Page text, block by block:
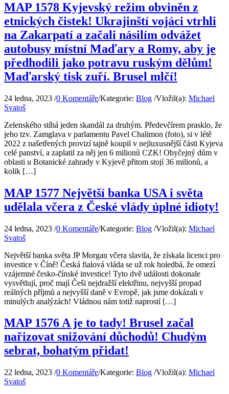
MAP 1578 Kyjevský režim obviněn z
etnických čistek! Ukrajinští vojáci vtrhli
na Zakarpatí a začali násilím odvážet
autobusy místní Maďary a Romy, aby je
předhodili jako potravu ruským dělům!
Maďarský tisk zuří. Brusel mlčí!
24 ledna, 2023 /0 Komentáře/Kategorie: Blog /Vložil(a): Michael
Svatoš
Zelenského stíhá jeden skandál za druhým. Předevčírem prasklo, že
jeho tzv. Zamglava v parlamentu Pavel Chalimon (foto), si v létě
2022 z našetřených provizí tajně koupil v nejluxusnější části Kyjeva
celé panství, a zaplatil za něj jen 6 milionů CZK! Obyčejný dům v
oblasti u Botanické zahrady v Kyjevě přitom stojí 36 milionů, a
kolik […]
MAP 1577 Největší banka USA i světa
udělala včera z České vlády úplné idioty!
24 ledna, 2023 /0 Komentáře/Kategorie: Blog /Vložil(a): Michael
Svatoš
Největší banka světa JP Morgan včera slavila, že získala licenci pro
investice v Číně! Česká fialová vláda se už rok holedbá, že omezí
vzájemné česko-čínské investice! Tyto dvě události dokonale
vysvětlují, proč mají Češi nejdražší elektřinu, nejvyšší propad
reálných příjmů a nejvyšší daně v Evropě, jak jsme dokázali v
minulých analýzách! Vládnou nám totiž naprostí […]
MAP 1576 A je to tady! Brusel začal
nařizovat snižování důchodů! Chudým
sebrat, bohatým přidat!
22 ledna, 2023 /0 Komentáře/Kategorie: Blog /Vložil(a): Michael
Svatoš